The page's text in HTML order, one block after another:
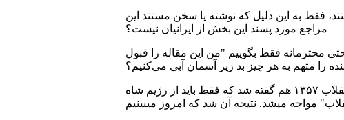
فقط به این دلیل که نوشته یا سخن مستند این
مراجع مورد پسند این بخش از ایرانیان نیست؟
محترمانه فقط بگوییم "من این مقاله را قبول
را متهم به هر چیز بد زیر آسمان آبی می‌کنیم؟
برای اینگونه سوالات باید پاسخ یافت، وگرنه یک اشتباه تاریخی‌ بزرگ را دوباره تکرار کرده ایم. در زمان انقلاب ۱۳۵۷ هم گفته شد که فقط باید از رژیم شاه